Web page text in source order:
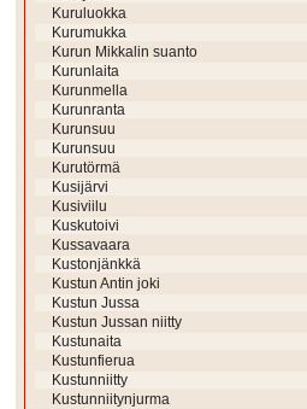
Kuruluokka
Kurumukka
Kurun Mikkalin suanto
Kurunlaita
Kurunmella
Kurunranta
Kurunsuu
Kurunsuu
Kurutörmä
Kusijärvi
Kusiviilu
Kuskutoivi
Kussavaara
Kustonjänkkä
Kustun Antin joki
Kustun Jussa
Kustun Jussan niitty
Kustunaita
Kustunfierua
Kustunniitty
Kustunniitynjurma